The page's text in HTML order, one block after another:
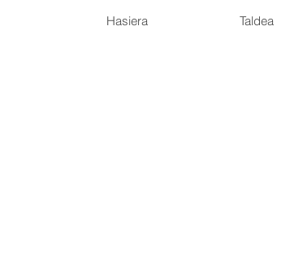
Hasiera Taldea